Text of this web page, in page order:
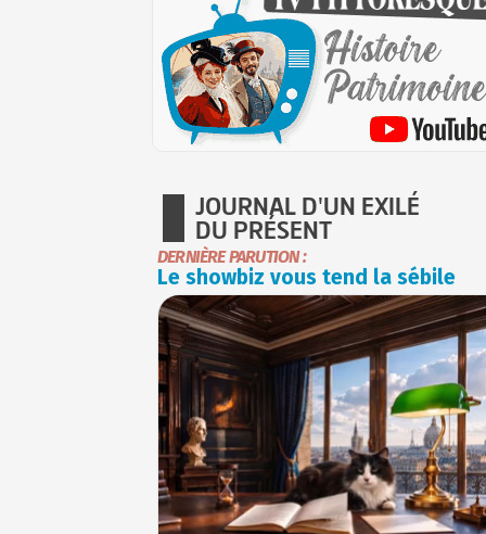
JOURNAL D'UN EXILÉ
DU PRÉSENT
DERNIÈRE PARUTION :
Le showbiz vous tend la sébile